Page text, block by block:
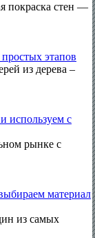
покраска стен —
этапов
из дерева –
используем с
рынке с
материал
из самых